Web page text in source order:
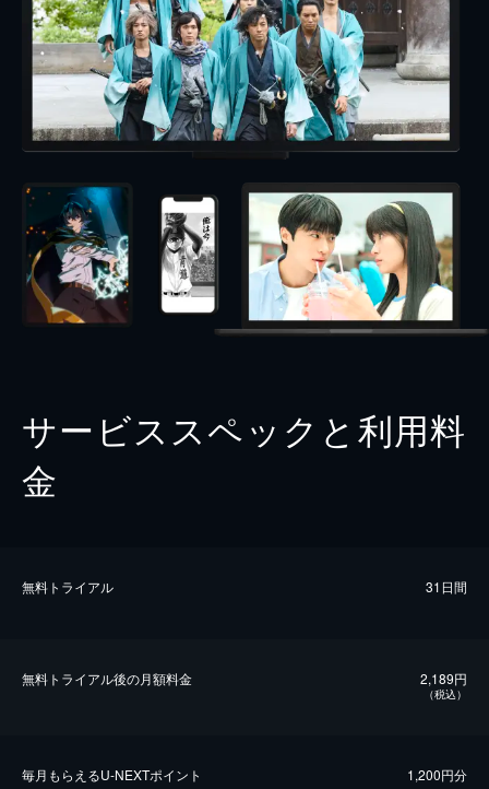
サービススペックと利用料
金
無料トライアル 31日間
無料トライアル後の⽉額料金 2,189円
（税込）
毎⽉もらえるU-NEXTポイント 1,200円分